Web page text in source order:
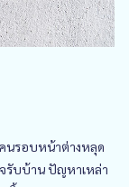
นรอบหน้าต่างหลุด
รับบ้าน ปัญหาเหล่า